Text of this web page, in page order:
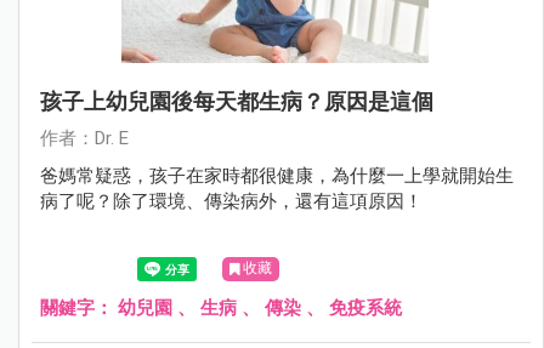
孩子上幼兒園後每天都生病？原因是這個
作者：Dr. E
爸媽常疑惑，孩子在家時都很健康，為什麼一上學就開始生
病了呢？除了環境、傳染病外，還有這項原因！
收藏
關鍵字： 幼兒園 、 生病 、 傳染 、 免疫系統